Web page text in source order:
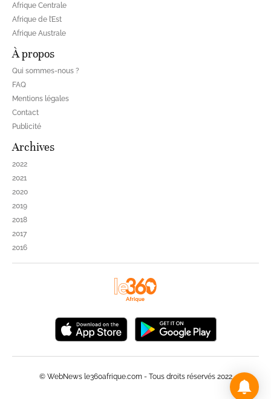
Afrique Centrale
Afrique de l’Est
Afrique Australe
À propos
Qui sommes-nous ?
FAQ
Mentions légales
Contact
Publicité
Archives
2022
2021
2020
2019
2018
2017
2016
© WebNews le360afrique.com - Tous droits réservés 2022